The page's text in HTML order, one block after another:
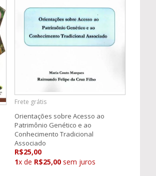
Frete grátis
Orientações sobre Acesso ao
Patrimônio Genético e ao
Conhecimento Tradicional
Associado
R$25,00
1x de R$25,00 sem juros